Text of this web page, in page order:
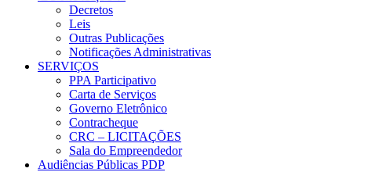
Decretos
Leis
Outras Publicações
Notificações Administrativas
SERVIÇOS
PPA Participativo
Carta de Serviços
Governo Eletrônico
Contracheque
CRC – LICITAÇÕES
Sala do Empreendedor
Audiências Públicas PDP